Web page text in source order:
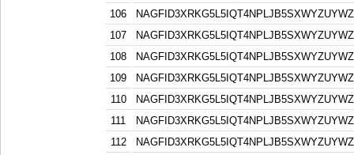
106
107
108
109
110
111
112